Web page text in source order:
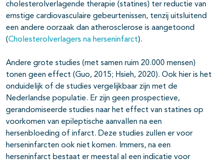
cholesterolverlagende therapie (statines) ter reductie van
ernstige cardiovasculaire gebeurtenissen, tenzij uitsluitend
een andere oorzaak dan atherosclerose is aangetoond
(Cholesterolverlagers na herseninfarct).
Andere grote studies (met samen ruim 20.000 mensen)
tonen geen effect (Guo, 2015; Hsieh, 2020). Ook hier is het
onduidelijk of de studies vergelijkbaar zijn met de
Nederlandse populatie. Er zijn geen prospectieve,
gerandomiseerde studies naar het effect van statines op
voorkomen van epileptische aanvallen na een
hersenbloeding of infarct. Deze studies zullen er voor
herseninfarcten ook niet komen. Immers, na een
herseninfarct bestaat er meestal al een indicatie voor